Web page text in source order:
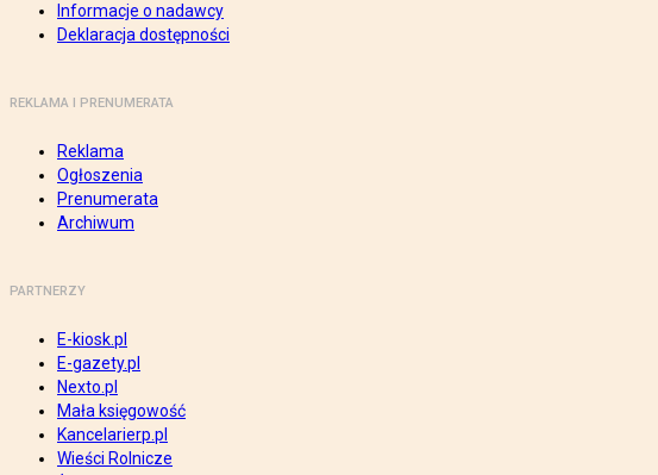
Informacje o nadawcy
Deklaracja dostępności
REKLAMA I PRENUMERATA
Reklama
Ogłoszenia
Prenumerata
Archiwum
PARTNERZY
E-kiosk.pl
E-gazety.pl
Nexto.pl
Mała księgowość
Kancelarierp.pl
Wieści Rolnicze